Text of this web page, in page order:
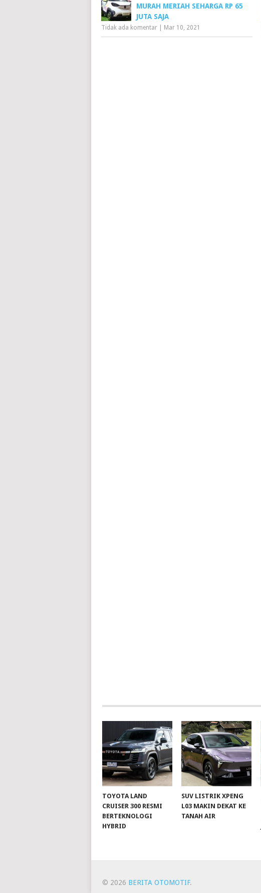
MURAH MERIAH SEHARGA RP 65
JUTA SAJA
Tidak ada komentar Mar 10, 2021
TOYOTA LAND
CRUISER 300 RESMI
BERTEKNOLOGI
HYBRID
SUV LISTRIK XPENG
L03 MAKIN DEKAT KE
TANAH AIR
© 2026 BERITA OTOMOTIF.